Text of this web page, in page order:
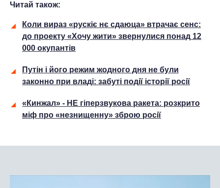
Читай також:
Коли вираз «рускіє нє сдаюца» втрачає сенс:
до проекту «Хочу жити» звернулися понад 12
000 окупантів
Путін і його режим жодного дня не були
законно при владі: забуті події історії росії
«Кинжал» - НЕ гіперзвукова ракета: розкрито
міф про «незнищенну» зброю росії